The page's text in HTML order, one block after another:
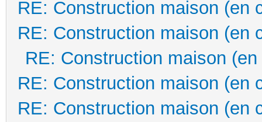
RE: Construction maison (en
RE: Construction maison (en
RE: Construction maison
RE: Construction maison (en
RE: Construction maison (en